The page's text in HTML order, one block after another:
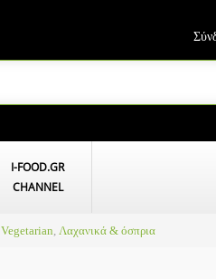
I-FOOD.GR
CHANNEL
Vegetarian, Λαχανικά & όσπρια